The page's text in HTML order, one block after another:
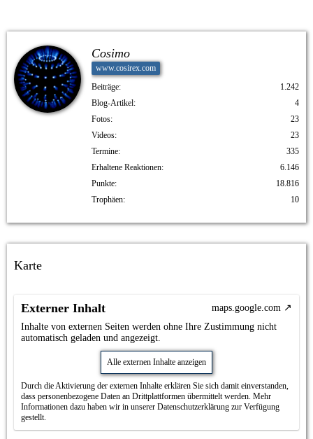
Cosimo
www.cosirex.com
Beiträge
1.242
Blog-Artikel
4
Fotos
23
Videos
23
Termine
335
Erhaltene Reaktionen
6.146
Punkte
18.816
Trophäen
10
Karte
Externer Inhalt
maps.google.com
Inhalte von externen Seiten werden ohne Ihre Zustimmung nicht
automatisch geladen und angezeigt.
Alle externen Inhalte anzeigen
Durch die Aktivierung der externen Inhalte erklären Sie sich damit einverstanden,
dass personenbezogene Daten an Drittplattformen übermittelt werden. Mehr
Informationen dazu haben wir in unserer Datenschutzerklärung zur Verfügung
gestellt.